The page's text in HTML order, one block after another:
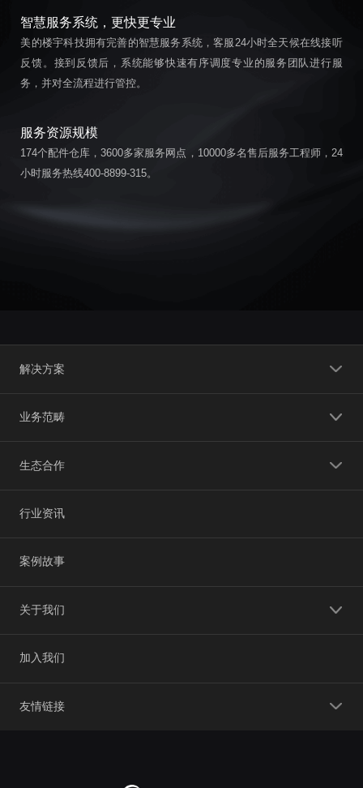
智慧服务系统，更快更专业
美的楼宇科技拥有完善的智慧服务系统，客服24小时全天候在线接听
反馈。接到反馈后，系统能够快速有序调度专业的服务团队进行服
务，并对全流程进行管控。
服务资源规模
174个配件仓库，3600多家服务网点，10000多名售后服务工程师，24
小时服务热线400-8899-315。
解决方案
业务范畴
生态合作
行业资讯
案例故事
关于我们
加入我们
友情链接